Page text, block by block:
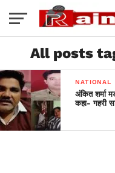
All posts
NATIONAL
अंकित शर्मा
कहा- गहरी